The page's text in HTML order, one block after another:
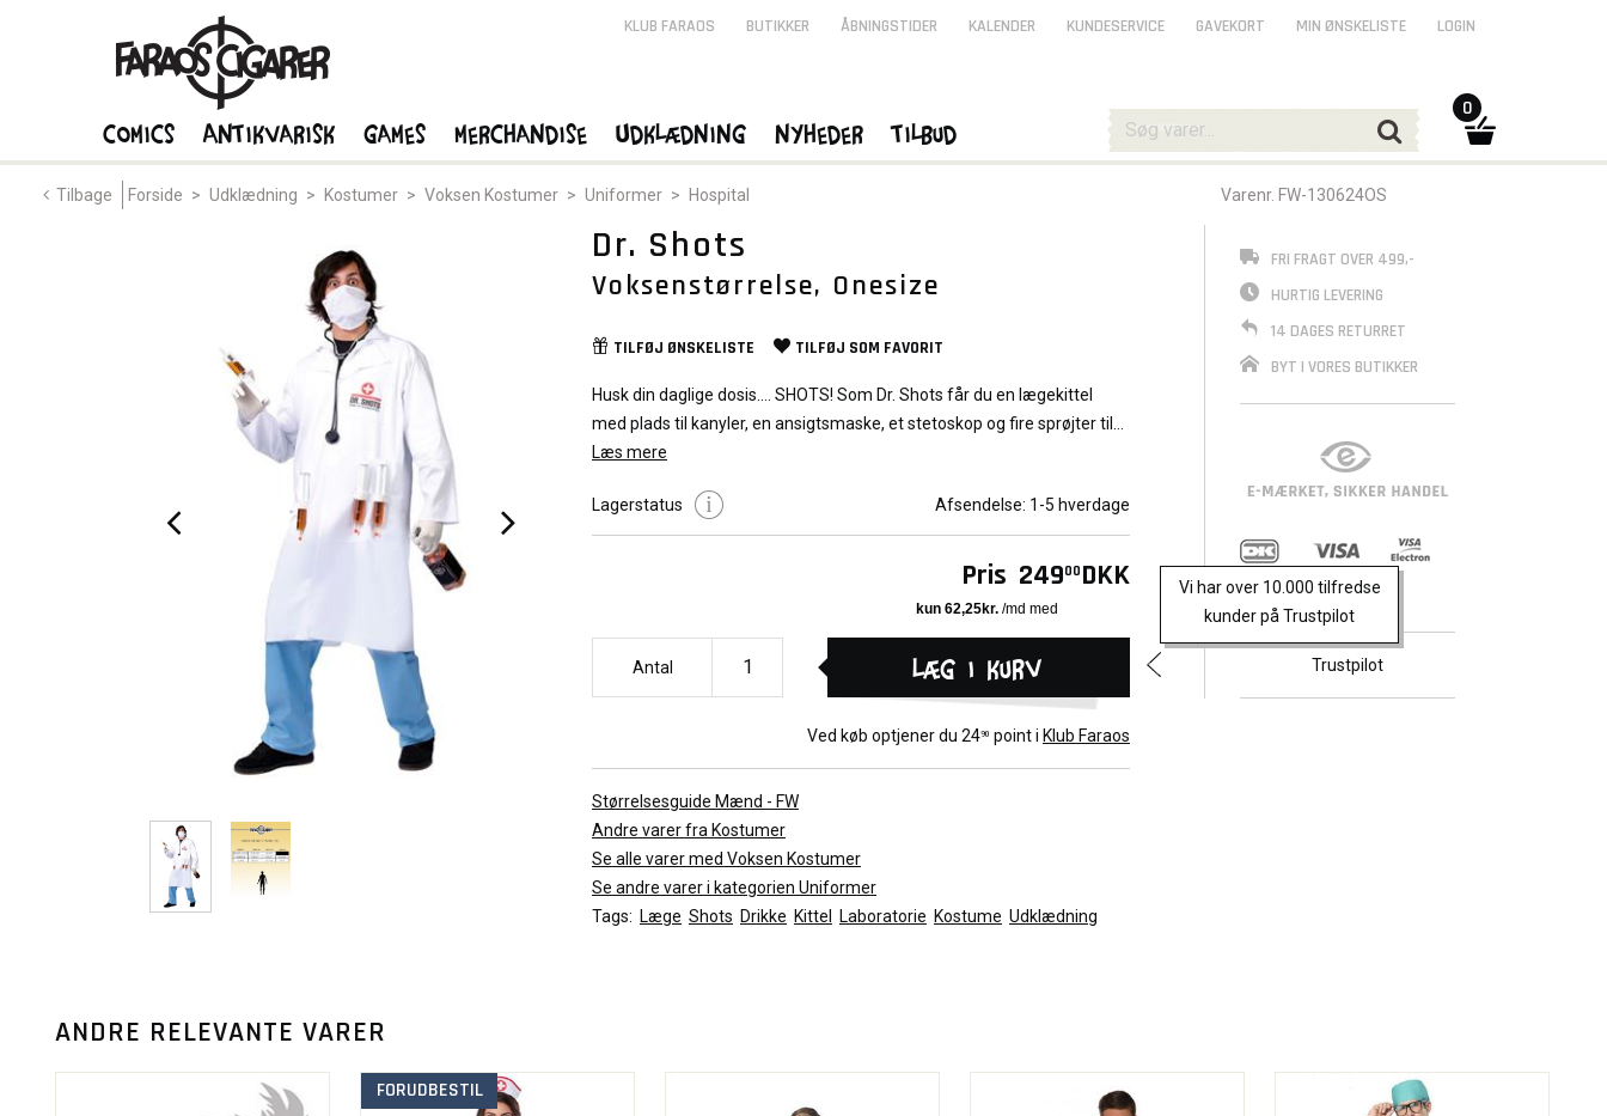
Tilbage Forside > Udklædning > Kostumer > Voksen Kostumer > Uniformer > Hospital Varenr. FW-130624OS
Dr. Shots
Voksenstørrelse, Onesize
TILFØJ ØNSKELISTE TILFØJ SOM FAVORIT
Husk din daglige dosis.... SHOTS! Som Dr. Shots får du en lægekittel
med plads til kanyler, en ansigtsmaske, et stetoskop og fire sprøjter til
shots!
Kittel
Ansigtsmaske
Flaske
Læs mere
Lagerstatus Afsendelse: 1-5 hverdage
Pris 24900 DKK
Antal Læg i kurv
Vi har over 10.000 tilfredse
kunder på Trustpilot
Ved køb optjener du 2490 point i Klub Faraos
Størrelsesguide Mænd - FW
Andre varer fra Kostumer
Se alle varer med Voksen Kostumer
Se andre varer i kategorien Uniformer
Tags: Læge Shots Drikke Kittel Laboratorie Kostume Udklædning
FRI FRAGT OVER 499,-
HURTIG LEVERING
14 DAGES RETURRET
BYT I VORES BUTIKKER
Trustpilot
ANDRE RELEVANTE VARER
FORUDBESTIL
KLUB FARAOS BUTIKKER ÅBNINGSTIDER KALENDER KUNDESERVICE GAVEKORT MIN ØNSKELISTE LOGIN
Comics Antikvarisk Games Merchandise Udklædning Nyheder Tilbud
0